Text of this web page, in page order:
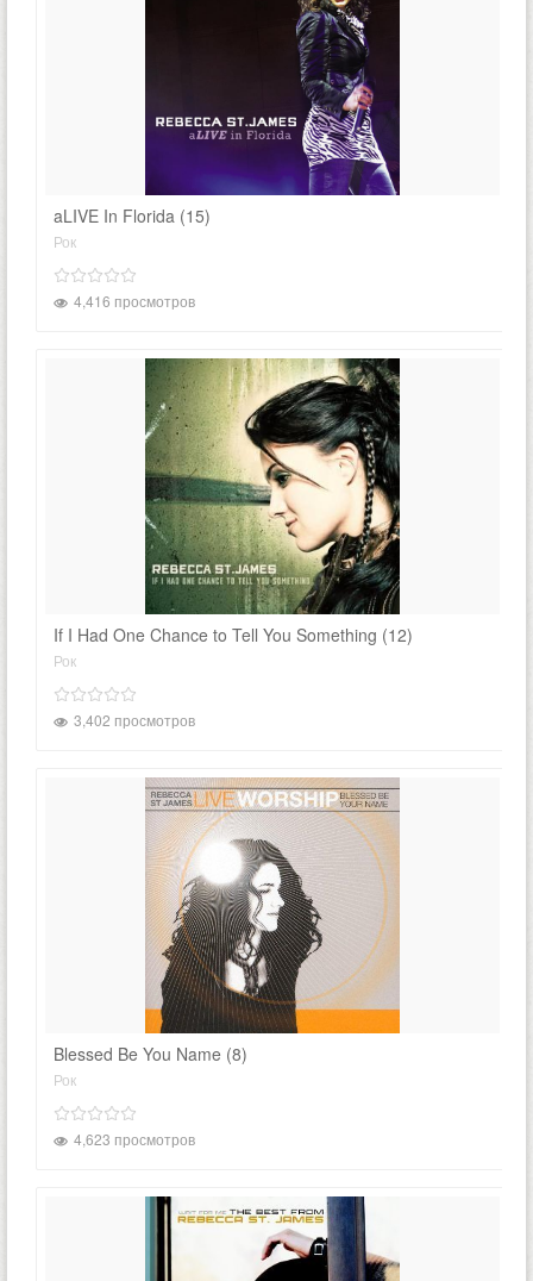
aLIVE In Florida (15)
Рок
4,416 просмотров
If I Had One Chance to Tell You Something (12)
Рок
3,402 просмотров
Blessed Be You Name (8)
Рок
4,623 просмотров